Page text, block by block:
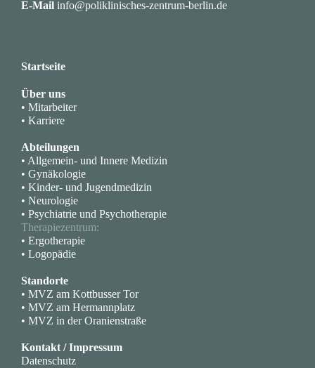
E-Mail info@poliklinisches-zentrum-berlin.de
Startseite
Über uns
• Mitarbeiter
• Karriere
Abteilungen
• Allgemein- und Innere Medizin
• Gynäkologie
• Kinder- und Jugendmedizin
• Neurologie
• Psychiatrie und Psychotherapie
Therapiezentrum:
• Ergotherapie
• Logopädie
Standorte
• MVZ am Kottbusser Tor
• MVZ am Hermannplatz
• MVZ in der Oranienstraße
Kontakt / Impressum
Datenschutz